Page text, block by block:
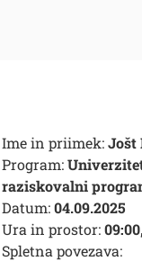
Ime in priimek:Jošt
Program:
raziskovalni
Datum:04.09.2025
Ura in prostor:
Spletna povezava: